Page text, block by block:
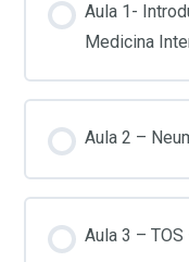
Aula 1-
Medicina
Aula 2 –
Aula 3 –